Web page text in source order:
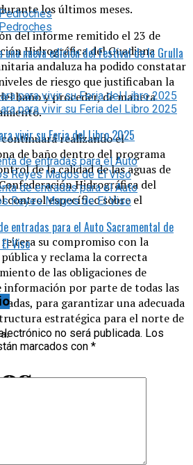
los últimos meses.
del informe remitido el 23 de
Hidrográfica del Guadiana
andaluza ha podido constatar
de riesgo que justificaban la
baño y proceder, de manera
realizando el
de baño dentro del programa
de la calidad de las aguas de
Hidrográfica del
control específico sobre el
su compromiso con la
y reclama la correcta
de las obligaciones de
por parte de todas las
para garantizar una adecuada
estratégica para el norte de
una nueva edición del Festival de la Grulla
vivir su Feria del Libro 2025
entradas para el Auto Sacramental de
Viso
no será publicada. Los
marcados con *